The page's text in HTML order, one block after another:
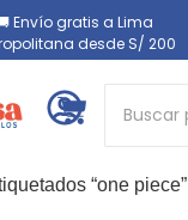
Envío gratis a Lima
desde S/ 200
Compra 100% segura
Recojo en almacén el
mismo día
Button 1
Button 2“one piece”